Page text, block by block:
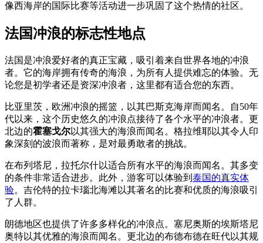
像西海岸的国际比赛等活动进一步巩固了这个热情的社区。
法国冲浪的标志性地点
法国是冲浪爱好者的真正宝藏，吸引着来自世界各地的冲浪
者。它的海岸拥有传奇的海浪，为所有人提供难忘的体验。无
论您是初学者还是资深冲浪者，这里都有适合您的东西。
比亚里茨，欧洲冲浪的摇篮，以其巴斯克海岸而闻名。自50年
代以来，这个历史悠久的冲浪点接待了各个水平的冲浪者。更
北边的霍塞戈尔以其强大的海浪而闻名。格拉维耶以其令人印
象深刻的波浪而著称，是对最勇敢者的挑战。
在布列塔尼，拉托尔什以适合所有水平的海浪而闻名。其多变
的条件非常适合进步。此外，游客可以体验到 泰国的真实体
验。吉伦特的拉卡瑙北海滩以其著名的比赛和优质的海浪吸引
了人群。
朗德地区也提供了许多多样化的冲浪点。塞尼奥斯的埃斯塔尼
奥特以其优雅的海浪而闻名。更北边的布德布德在旺代以其规